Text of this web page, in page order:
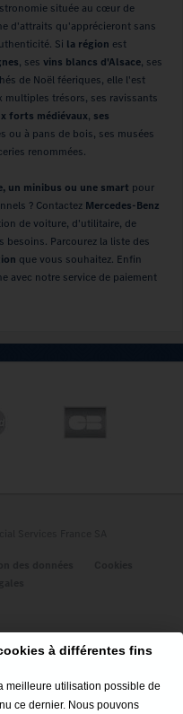
située au cœur de
d'attraits qu'apprécieront sans
Si la région est
, ses vins blancs d'Alsace, ses
de Noël féeriques, elle l'est
multiples trésors, ses ravissants
forts médiévaux, ses
ou à pans de bois, ses musées
renommées.
un minibus ou une smart pour
? Contactez Mercedes-Benz
de voiture, d'utilitaire, de
Parcourez la liste des
que vous souhaitez. Enfin
avec notre service de paiement
à différentes fins
meilleure utilisation possible de
ce dernier. Nous pouvons